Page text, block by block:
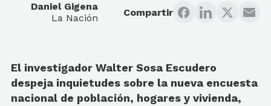
Daniel Gigena
La Nación
Compartir
El investigador Walter Sosa Escudero
despeja inquietudes sobre la nueva encuesta
nacional de población, hogares y vivienda,